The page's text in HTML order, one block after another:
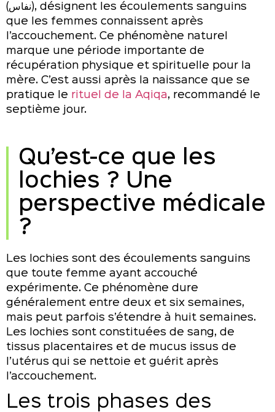
(نفاس), désignent les écoulements sanguins
que les femmes connaissent après
l’accouchement. Ce phénomène naturel
marque une période importante de
récupération physique et spirituelle pour la
mère. C’est aussi après la naissance que se
pratique le rituel de la Aqiqa, recommandé le
septième jour.
Qu’est-ce que les
lochies ? Une
perspective médicale
?
Les lochies sont des écoulements sanguins
que toute femme ayant accouché
expérimente. Ce phénomène dure
généralement entre deux et six semaines,
mais peut parfois s’étendre à huit semaines.
Les lochies sont constituées de sang, de
tissus placentaires et de mucus issus de
l’utérus qui se nettoie et guérit après
l’accouchement.
Les trois phases des